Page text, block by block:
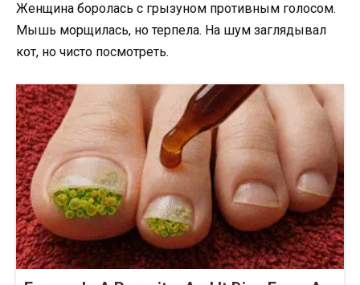
Женщина боролась с грызуном противным голосом.
Мышь морщилась, но терпела. На шум заглядывал
кот, но чисто посмотреть.